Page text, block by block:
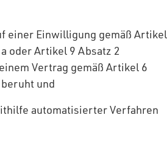
einer Einwilligung gemäß Artikel
oder Artikel 9 Absatz 2
Vertrag gemäß Artikel 6
und
automatisierter Verfahren